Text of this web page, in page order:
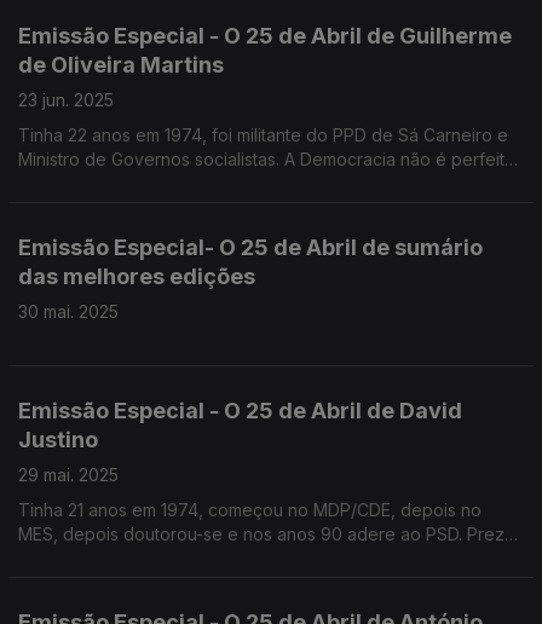
Emissão Especial - O 25 de Abril de Guilherme
de Oliveira Martins
23 jun. 2025
Tinha 22 anos em 1974, foi militante do PPD de Sá Carneiro e
Ministro de Governos socialistas. A Democracia não é perfeita
Emissão Especial- O 25 de Abril de sumário
das melhores edições
30 mai. 2025
Emissão Especial - O 25 de Abril de David
Justino
29 mai. 2025
Tinha 21 anos em 1974, começou no MDP/CDE, depois no
MES, depois doutorou-se e nos anos 90 adere ao PSD. Preza